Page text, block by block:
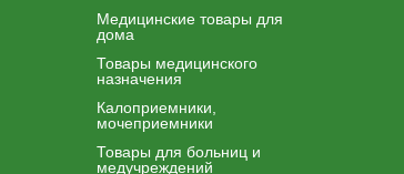
Медицинские товары для
дома
Товары медицинского
назначения
Калоприемники,
мочеприемники
Товары для больниц и
медучреждений